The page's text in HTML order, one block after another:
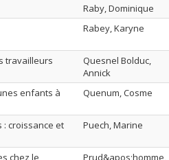
Raby, Dominique
Rabey, Karyne
travailleurs
Quesnel Bolduc,
Annick
enfants à Quenum, Cosme
croissance et Puech, Marine
chez le
Prud&apos;homme,